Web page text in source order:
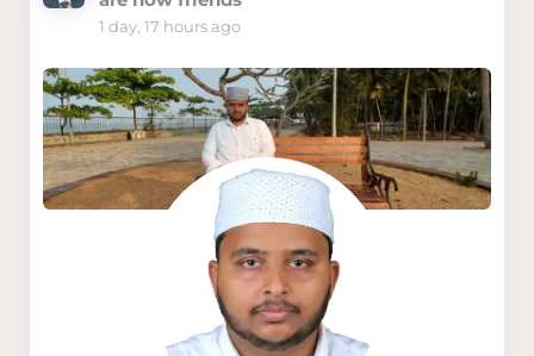
1 day, 17 hours ago